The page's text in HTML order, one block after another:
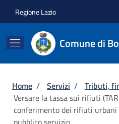
Regione Lazio
Comune di
Briciole di pane
Home / Servizi / Tributi,
Versare la tassa sui rifiuti
conferimento dei rifiuti